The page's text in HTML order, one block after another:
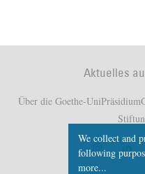
Aktuelles
Über die Goethe-UniPräsidium
We collect and
following
more...